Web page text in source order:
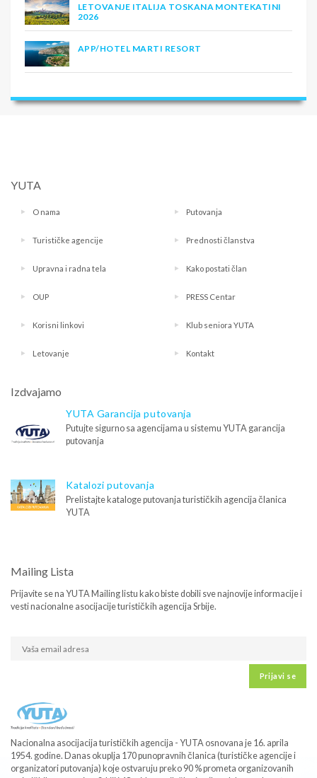
LETOVANJE ITALIJA TOSKANA MONTEKATINI
2026
APP/HOTEL MARTI RESORT
YUTA
O nama Putovanja
Turističke agencije Prednosti članstva
Upravna i radna tela Kako postati član
OUP PRESS Centar
Korisni linkovi Klub seniora YUTA
Letovanje Kontakt
Izdvajamo
YUTA Garancija putovanja
Putujte sigurno sa agencijama u sistemu YUTA garancija
putovanja
Katalozi putovanja
Prelistajte kataloge putovanja turističkih agencija članica
YUTA
Mailing Lista
Prijavite se na YUTA Mailing listu kako biste dobili sve najnovije informacije i
vesti nacionalne asocijacije turističkih agencija Srbije.
Prijavi se
Nacionalna asocijacija turističkih agencija - YUTA osnovana je 16. aprila
1954. godine. Danas okuplja 170 punopravnih članica (turističke agencije i
organizatori putovanja) koje ostvaruju preko 90 % prometa organizovanih